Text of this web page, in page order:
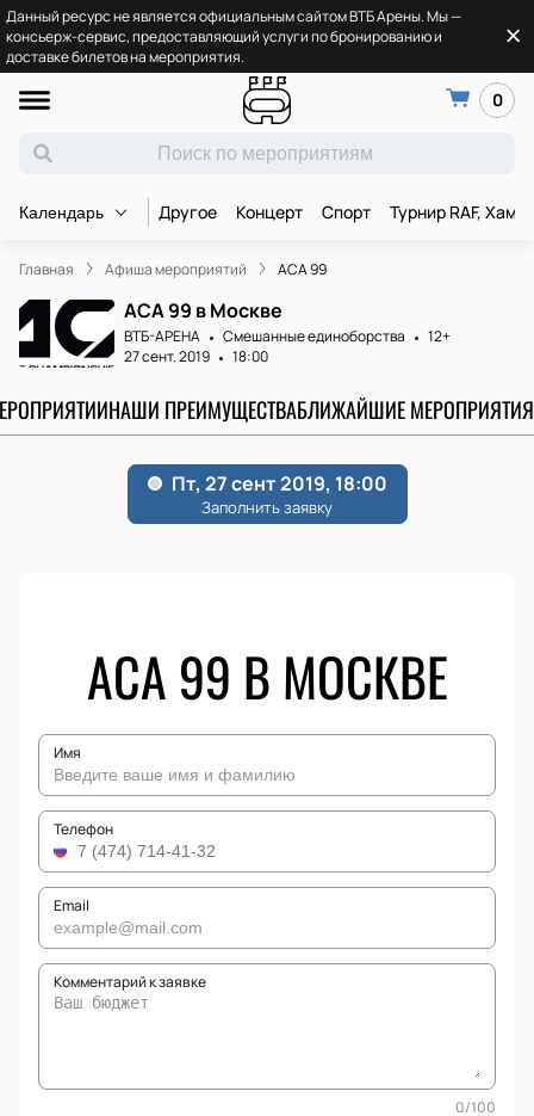
Данный ресурс не является официальным сайтом ВТБ Арены. Мы —
консьерж-сервис, предоставляющий услуги по бронированию и
доставке билетов на мероприятия.
0
Календарь Другое Концерт Спорт Турнир RAF,
Главная Афиша мероприятий ACA 99
ACA 99 в Москве
ВТБ-АРЕНА Смешанные единоборства
12+
27 сент. 2019
18:00
НАШИ ПРЕИМУЩЕСТВАБЛИЖАЙШИЕ МЕРОПРИЯТИЯ
ACA 99 В МОСКВЕ
Имя
Телефон
Email
Комментарий к заявке
0/100